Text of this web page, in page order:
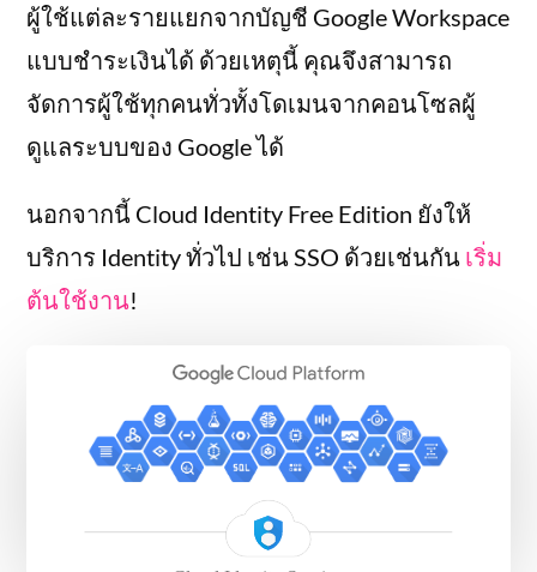
ผู้ใช้แต่ละรายแยกจากบัญชี Google Workspace
แบบชำระเงินได้ ด้วยเหตุนี้ คุณจึงสามารถ
จัดการผู้ใช้ทุกคนทั่วทั้งโดเมนจากคอนโซลผู้
ดูแลระบบของ Google ได้
นอกจากนี้ Cloud Identity Free Edition ยังให้
บริการ Identity ทั่วไป เช่น SSO ด้วยเช่นกัน เริ่ม
ต้นใช้งาน!